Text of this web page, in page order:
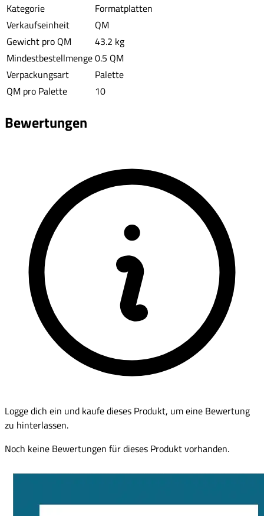
Kategorie
Formatplatten
Verkaufseinheit
QM
Gewicht pro QM
43.2 kg
Mindestbestellmenge0.5 QM
Verpackungsart
Palette
QM pro Palette
10
Bewertungen
Logge dich ein und kaufe dieses Produkt, um eine Bewertung
zu hinterlassen.
Noch keine Bewertungen für dieses Produkt vorhanden.